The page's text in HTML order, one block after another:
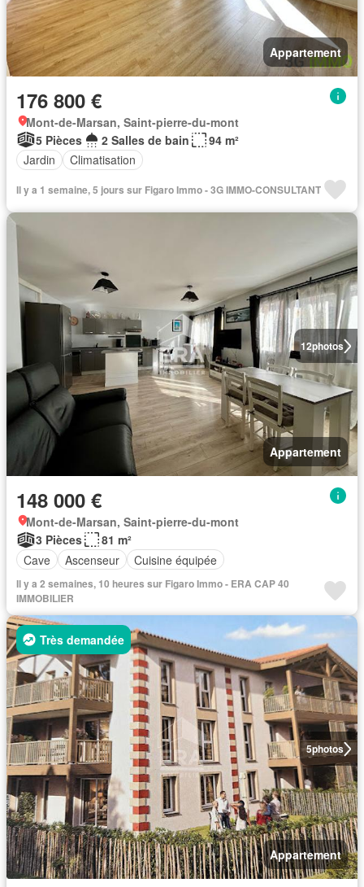
Appartement
176 800 €
Mont-de-Marsan, Saint-pierre-du-mont
5 Pièces
2 Salles de bain
94 m²
Jardin
Climatisation
Il y a 1 semaine, 5 jours sur Figaro Immo - 3G IMMO-CONSULTANT
12photos
Appartement
148 000 €
Mont-de-Marsan, Saint-pierre-du-mont
3 Pièces
81 m²
Cave
Ascenseur Cuisine équipée
Il y a 2 semaines, 10 heures sur Figaro Immo - ERA CAP 40
IMMOBILIER
5photos
Très demandée
Appartement